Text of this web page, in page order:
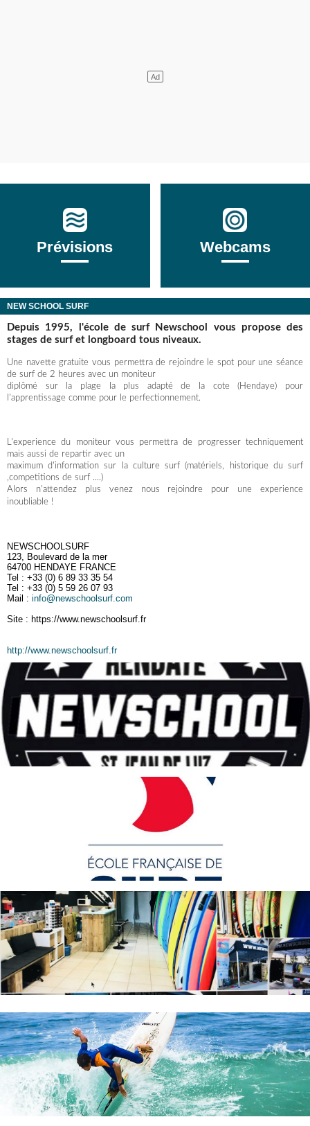
Prévisions Webcams
NEW SCHOOL SURF
Depuis 1995, l'école de surf Newschool vous propose des
stages de surf et longboard tous niveaux.
Une navette gratuite vous permettra de rejoindre le spot pour une séance
de surf de 2 heures avec un moniteur
diplômé sur la plage la plus adapté de la cote (Hendaye) pour
l'apprentissage comme pour le perfectionnement.
L'experience du moniteur vous permettra de progresser techniquement
mais aussi de repartir avec un
maximum d'information sur la culture surf (matériels, historique du surf
,competitions de surf ....)
Alors n'attendez plus venez nous rejoindre pour une experience
inoubliable !
NEWSCHOOLSURF
123, Boulevard de la mer
64700 HENDAYE FRANCE
Tel : +33 (0) 6 89 33 35 54
Tel : +33 (0) 5 59 26 07 93
Mail : info@newschoolsurf.com
Site : https://www.newschoolsurf.fr
http://www.newschoolsurf.fr